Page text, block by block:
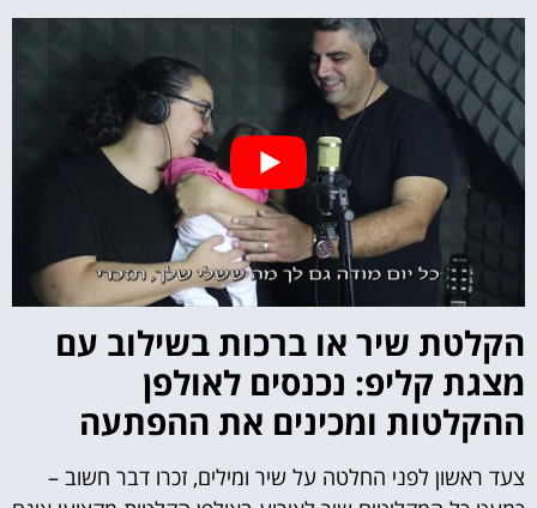
הקלטת שיר או ברכות בשילוב עם
מצגת קליפ: נכנסים לאולפן
ההקלטות ומכינים את ההפתעה
צעד ראשון לפני החלטה על שיר ומילים, זכרו דבר חשוב –